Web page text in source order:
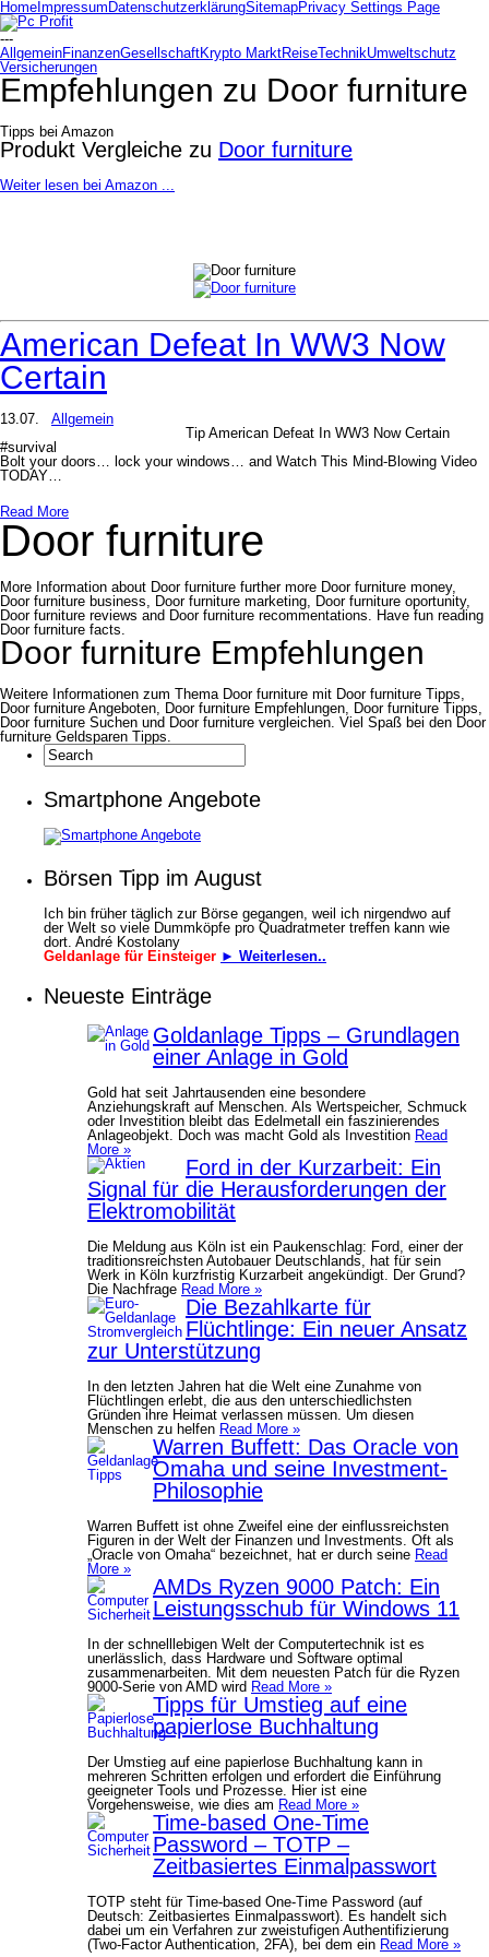
Home Impressum DatenschutzerklärungSitemapPrivacy Settings Page
---
AllgemeinFinanzenGesellschaftKrypto MarktReiseTechnikUmweltschutz
Versicherungen
Empfehlungen zu Door furniture
Tipps bei Amazon
Produkt Vergleiche zu Door furniture
Weiter lesen bei Amazon ...
American Defeat In WW3 Now
Certain
13.07.
Allgemein
Tip American Defeat In WW3 Now Certain
#survival
Bolt your doors… lock your windows… and Watch This Mind-Blowing Video
TODAY…
Read More
Door furniture
More Information about Door furniture further more Door furniture money,
Door furniture business, Door furniture marketing, Door furniture oportunity,
Door furniture reviews and Door furniture recommentations. Have fun reading
Door furniture facts.
Door furniture Empfehlungen
Weitere Informationen zum Thema Door furniture mit Door furniture Tipps,
Door furniture Angeboten, Door furniture Empfehlungen, Door furniture Tipps,
Door furniture Suchen und Door furniture vergleichen. Viel Spaß bei den Door
furniture Geldsparen Tipps.
Smartphone Angebote
Börsen Tipp im August
Ich bin früher täglich zur Börse gegangen, weil ich nirgendwo auf
der Welt so viele Dummköpfe pro Quadrat­meter treffen kann wie
dort. André Kostolany
Geldanlage für Einsteiger ► Weiterlesen..
Neueste Einträge
Goldanlage Tipps – Grundlagen
einer Anlage in Gold
Gold hat seit Jahrtausenden eine besondere
Anziehungskraft auf Menschen. Als Wertspeicher, Schmuck
oder Investition bleibt das Edelmetall ein faszinierendes
Anlageobjekt. Doch was macht Gold als Investition Read
More »
Ford in der Kurzarbeit: Ein
Signal für die Herausforderungen der
Elektromobilität
Die Meldung aus Köln ist ein Paukenschlag: Ford, einer der
traditionsreichsten Autobauer Deutschlands, hat für sein
Werk in Köln kurzfristig Kurzarbeit angekündigt. Der Grund?
Die Nachfrage Read More »
Die Bezahlkarte für
Flüchtlinge: Ein neuer Ansatz
zur Unterstützung
In den letzten Jahren hat die Welt eine Zunahme von
Flüchtlingen erlebt, die aus den unterschiedlichsten
Gründen ihre Heimat verlassen müssen. Um diesen
Menschen zu helfen Read More »
Warren Buffett: Das Oracle von
Omaha und seine Investment-
Philosophie
Warren Buffett ist ohne Zweifel eine der einflussreichsten
Figuren in der Welt der Finanzen und Investments. Oft als
„Oracle von Omaha“ bezeichnet, hat er durch seine Read
More »
AMDs Ryzen 9000 Patch: Ein
Leistungsschub für Windows 11
In der schnelllebigen Welt der Computertechnik ist es
unerlässlich, dass Hardware und Software optimal
zusammenarbeiten. Mit dem neuesten Patch für die Ryzen
9000-Serie von AMD wird Read More »
Tipps für Umstieg auf eine
papierlose Buchhaltung
Der Umstieg auf eine papierlose Buchhaltung kann in
mehreren Schritten erfolgen und erfordert die Einführung
geeigneter Tools und Prozesse. Hier ist eine
Vorgehensweise, wie dies am Read More »
Time-based One-Time
Password – TOTP –
Zeitbasiertes Einmalpasswort
TOTP steht für Time-based One-Time Password (auf
Deutsch: Zeitbasiertes Einmalpasswort). Es handelt sich
dabei um ein Verfahren zur zweistufigen Authentifizierung
(Two-Factor Authentication, 2FA), bei dem ein Read More »